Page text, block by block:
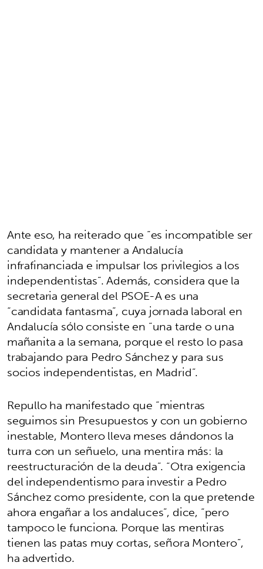
Ante eso, ha reiterado que “es incompatible ser
candidata y mantener a Andalucía
infrafinanciada e impulsar los privilegios a los
independentistas”. Además, considera que la
secretaria general del PSOE-A es una
“candidata fantasma”, cuya jornada laboral en
Andalucía sólo consiste en “una tarde o una
mañanita a la semana, porque el resto lo pasa
trabajando para Pedro Sánchez y para sus
socios independentistas, en Madrid”.
Repullo ha manifestado que “mientras
seguimos sin Presupuestos y con un gobierno
inestable, Montero lleva meses dándonos la
turra con un señuelo, una mentira más: la
reestructuración de la deuda”. “Otra exigencia
del independentismo para investir a Pedro
Sánchez como presidente, con la que pretende
ahora engañar a los andaluces”, dice, “pero
tampoco le funciona. Porque las mentiras
tienen las patas muy cortas, señora Montero”,
ha advertido.